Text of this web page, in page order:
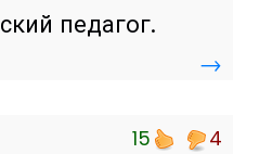
педагог.
→
15 4